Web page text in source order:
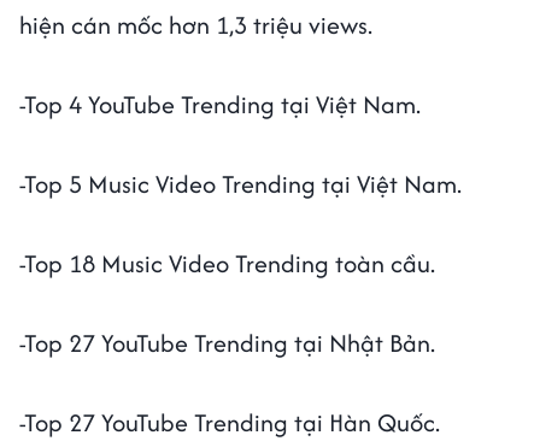
hiện cán mốc hơn 1,3 triệu views.
-Top 4 YouTube Trending tại Việt Nam.
-Top 5 Music Video Trending tại Việt Nam.
-Top 18 Music Video Trending toàn cầu.
-Top 27 YouTube Trending tại Nhật Bản.
-Top 27 YouTube Trending tại Hàn Quốc.